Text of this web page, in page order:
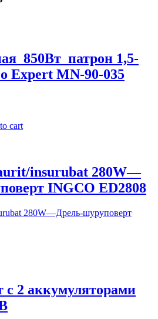
1,5-
Expert MN-90-035
cart
insurubat 280W—
INGCO ED2808
280W—Дрель-шуруповерт
2 аккумуляторами